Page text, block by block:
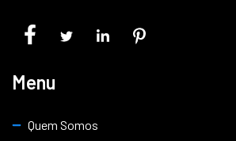
Menu
Quem Somos